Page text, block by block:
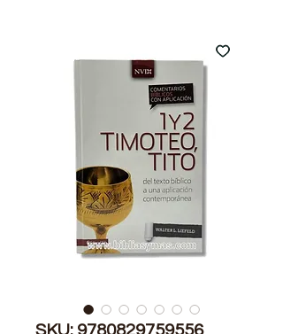
SKU: 9780829759556